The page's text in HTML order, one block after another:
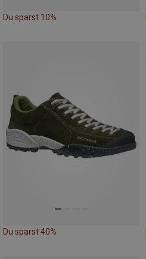
Du sparst 10%
Du sparst 40%